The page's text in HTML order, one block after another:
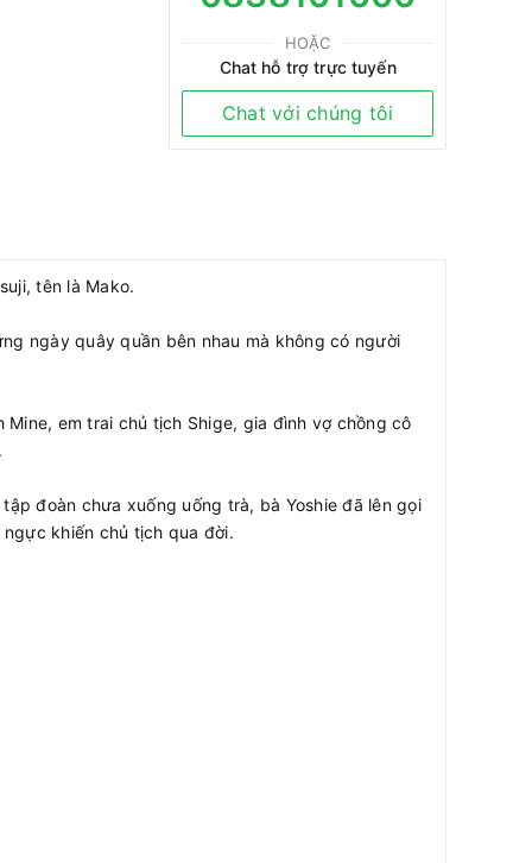
HOẶC
Chat hỗ trợ trực tuyến
Chat với chúng tôi
tên là Mako.
ngày quây quần bên nhau mà không có người
em trai chủ tịch Shige, gia đình vợ chồng cô
đoàn chưa xuống uống trà, bà Yoshie đã lên gọi
khiến chủ tịch qua đời.